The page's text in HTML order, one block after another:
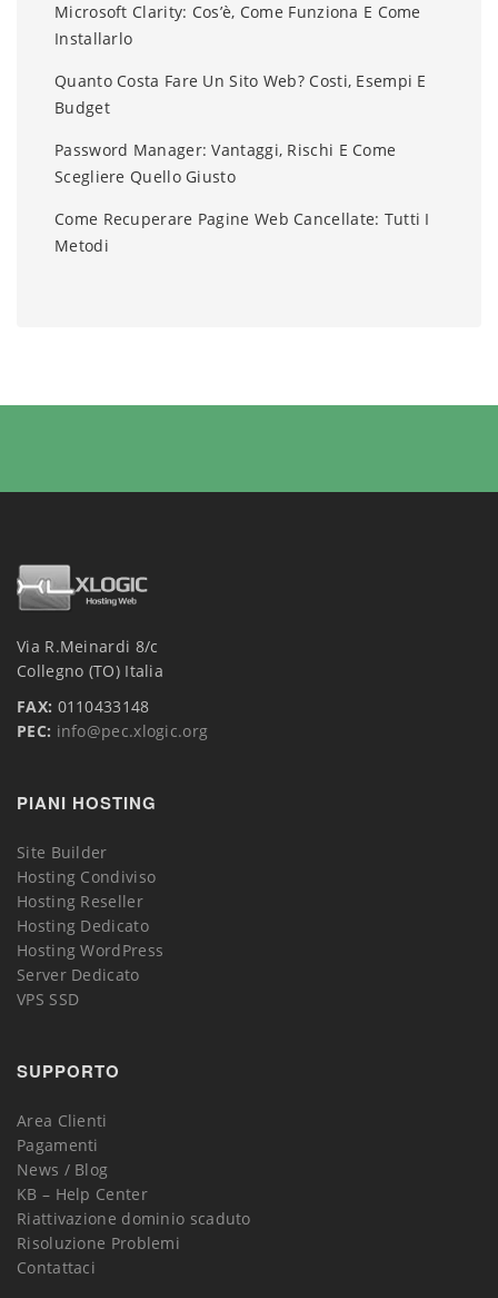
Microsoft Clarity: Cos’è, Come Funziona E Come
Installarlo
Quanto Costa Fare Un Sito Web? Costi, Esempi E
Budget
Password Manager: Vantaggi, Rischi E Come
Scegliere Quello Giusto
Come Recuperare Pagine Web Cancellate: Tutti I
Metodi
Via R.Meinardi 8/c
Collegno (TO) Italia
FAX: 0110433148
PEC: info@pec.xlogic.org
PIANI HOSTING
Site Builder
Hosting Condiviso
Hosting Reseller
Hosting Dedicato
Hosting WordPress
Server Dedicato
VPS SSD
SUPPORTO
Area Clienti
Pagamenti
News / Blog
KB – Help Center
Riattivazione dominio scaduto
Risoluzione Problemi
Contattaci